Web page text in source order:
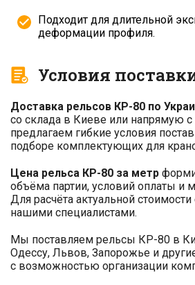
Подходит для длительной
деформации профиля.
Условия
Доставка рельсов КР-80 по
со склада в Киеве или напрямую
предлагаем гибкие условия
подборе комплектующих для
Цена рельса КР-80 за метр
объёма партии, условий оплаты и
Для расчёта актуальной
нашими специалистами.
Мы поставляем рельсы КР-80 в
Одессу, Львов, Запорожье и
с возможностью организации